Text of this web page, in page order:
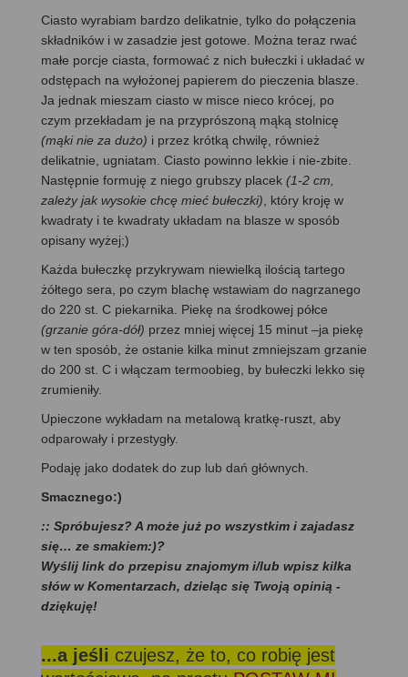
Ciasto wyrabiam bardzo delikatnie, tylko do połączenia
składników i w zasadzie jest gotowe. Można teraz rwać
małe porcje ciasta, formować z nich bułeczki i układać w
odstępach na wyłożonej papierem do pieczenia blasze.
Ja jednak mieszam ciasto w misce nieco krócej, po
czym przekładam je na przyprószoną mąką stolnicę
(mąki nie za dużo) i przez krótką chwilę, również
delikatnie, ugniatam. Ciasto powinno lekkie i nie-zbite.
Następnie formuję z niego grubszy placek (1-2 cm,
zależy jak wysokie chcę mieć bułeczki), który kroję w
kwadraty i te kwadraty układam na blasze w sposób
opisany wyżej;)
Każda bułeczkę przykrywam niewielką ilością tartego
żółtego sera, po czym blachę wstawiam do nagrzanego
do 220 st. C piekarnika. Piekę na środkowej półce
(grzanie góra-dół) przez mniej więcej 15 minut –ja piekę
w ten sposób, że ostanie kilka minut zmniejszam grzanie
do 200 st. C i włączam termoobieg, by bułeczki lekko się
zrumieniły.
Upieczone wykładam na metalową kratkę-ruszt, aby
odparowały i przestygły.
Podaję jako dodatek do zup lub dań głównych.
Smacznego:)
:: Spróbujesz? A może już po wszystkim i zajadasz
się… ze smakiem:)?
Wyślij link do przepisu znajomym i/lub wpisz kilka
słów w Komentarzach, dzieląc się Twoją opinią -
dziękuję!
...a jeśli czujesz, że to, co robię jest